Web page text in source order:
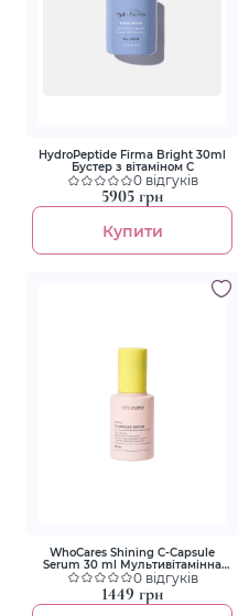
HydroPeptide Firma Bright 30ml
Бустер з вітаміном С
0 відгуків
5905 грн
Купити
WhoCares Shining C-Capsule
Serum 30 ml Мультивітамінна
сироватка для обличчя з
інкапсульованим вітаміном С
0 відгуків
1449 грн